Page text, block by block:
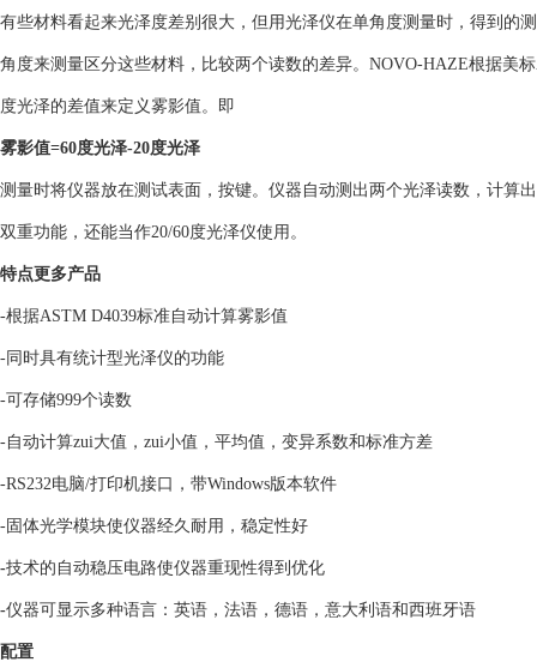
有些材料看起来光泽度差别很大，但用光泽仪在单角度测量时，得到的
角度来测量区分这些材料，比较两个读数的差异。NOVO-HAZE根据美
度光泽的差值来定义雾影值。即
雾影值=60度光泽-20度光泽
测量时将仪器放在测试表面，按键。仪器自动测出两个光泽读数，计算
双重功能，还能当作20/60度光泽仪使用。
特点更多产品
-根据ASTM D4039标准自动计算雾影值
-同时具有统计型光泽仪的功能
-可存储999个读数
-自动计算zui大值，zui小值，平均值，变异系数和标准方差
-RS232电脑/打印机接口，带Windows版本软件
-固体光学模块使仪器经久耐用，稳定性好
-技术的自动稳压电路使仪器重现性得到优化
-仪器可显示多种语言：英语，法语，德语，意大利语和西班牙语
配置